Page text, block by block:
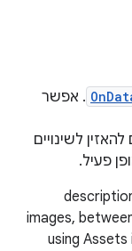
. אפשר
לשינויים
פעיל.
images,
using